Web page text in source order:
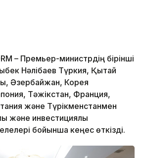
– Премьер-министрдің бірінші
Нәлібаев Түркия, Қытай
Әзербайжан, Корея
Тәжікстан, Франция,
және Түрікменстанмен
және инвестициялық
бойынша кеңес өткізді.